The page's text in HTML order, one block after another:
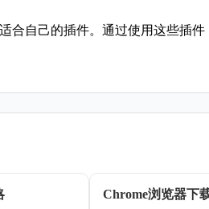
合自己的插件。通过使用这些插
Chrome浏览器下